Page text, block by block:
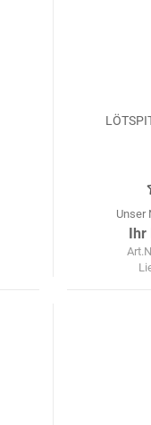
Unser
Ihr